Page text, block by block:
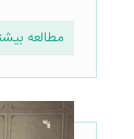
مطالعه